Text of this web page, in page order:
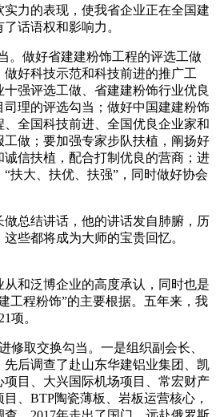
力的表现，使我省企业正在全国建
话语权和影响力。
做好省建建粉饰工程的评选工做
好科技示范和科技前进的推广工
强评选工做、省建建粉饰行业优良
理的评选勾当；做好中国建建粉饰
全国科技前进、全国优良企业家和
做；要加强专家步队扶植，阐扬好
信扶植，配合打制优良的营商；进
扶大、扶优、扶强”，同时做好协会
总结讲话，他的讲话发自肺腑，历
些都将成为大师的宝贵回忆。
和泛博企业的高度承认，同时也是
工程粉饰”的主要根据。五年来，我
项。
取交换勾当。一是组织副会长、
后调查了赴山东华建铝业集团、凯
目、大兴国际机场项目、常宏财产
、BTP陶瓷薄板、岩板运营核心，